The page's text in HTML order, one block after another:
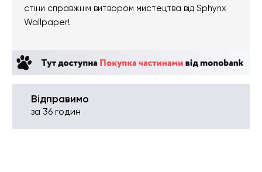
стіни справжнім витвором мистецтва від Sphynx
Wallpaper!
Відправимо
за 36 годин